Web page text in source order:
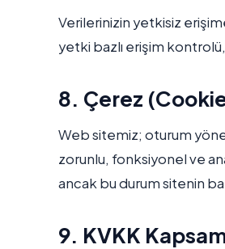
Verilerinizin yetkisiz
yetki bazlı erişim
8. Çerez
Web sitemiz; oturum
zorunlu, fonksiyonel ve
ancak bu durum sitenin
9. KVKK